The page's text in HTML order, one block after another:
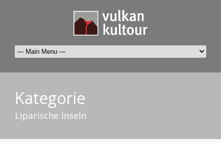
Kategorie
Liparische Inseln